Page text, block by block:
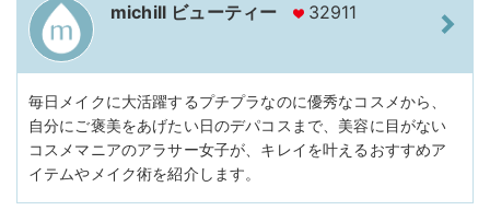
michill ビューティー 32911
毎日メイクに大活躍するプチプラなのに優秀なコスメから、
自分にご褒美をあげたい日のデパコスまで、美容に目がない
コスメマニアのアラサー女子が、キレイを叶えるおすすめア
イテムやメイク術を紹介します。